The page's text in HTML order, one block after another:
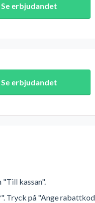
Se erbjudandet
Se erbjudandet
"Till kassan".
Tryck på "Ange